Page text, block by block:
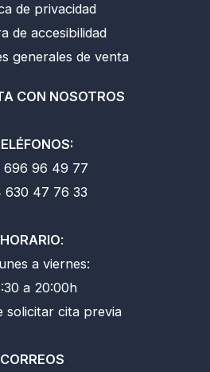
de privacidad
de accesibilidad
generales de venta
CON NOSOTROS
696 96 49 77
630 47 76 33
HORARIO:
a viernes:
a 20:00h
solicitar cita previa
CORREOS